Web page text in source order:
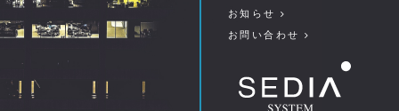
お知らせ
お問い合わせ